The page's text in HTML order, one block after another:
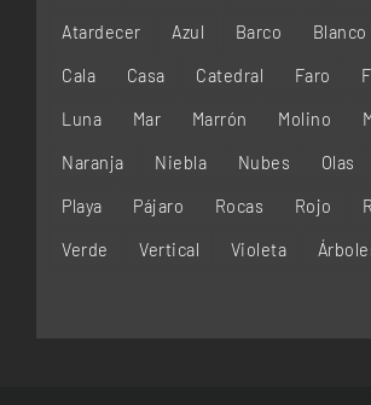
Atardecer Azul Barco
Cala Casa Catedral Faro
Luna Mar Marrón Molino
Naranja Niebla Nubes Olas
Playa Pájaro Rocas Rojo
Verde Vertical Violeta